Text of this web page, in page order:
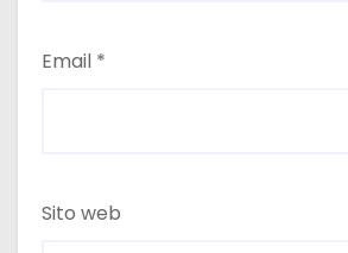
Email *
Sito web